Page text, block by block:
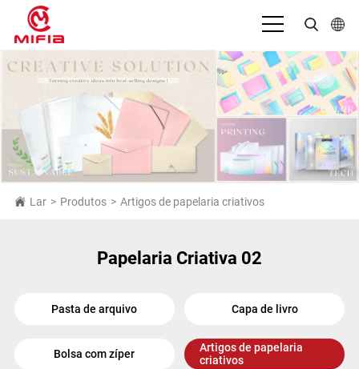
Português
English
بالعربية
Deutsch
Español
Bahasa Indonesia
Русский язык
Lar > Produtos > Artigos de papelaria criativos
Papelaria Criativa 02
Pasta de arquivo Capa de livro
Bolsa com zíper
Artigos de papelaria
criativos